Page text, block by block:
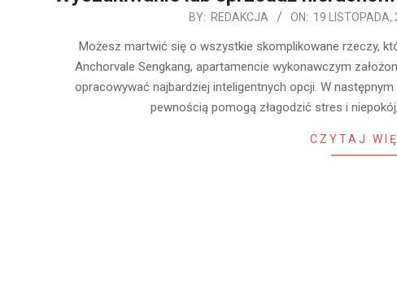
BY: REDAKCJA ON: 19 LISTOPADA,
Możesz martwić się o wszystkie skomplikowane rzeczy,
Anchorvale Sengkang, apartamencie wykonawczym
opracowywać najbardziej inteligentnych opcji. W
pewnością pomogą złagodzić stres i
CZYTAJ